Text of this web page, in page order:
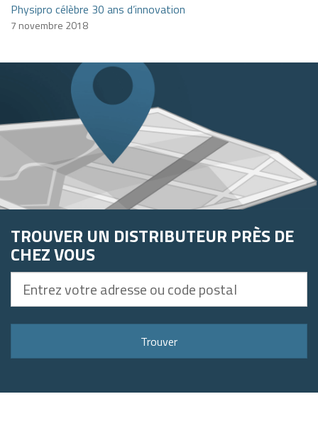
Physipro célèbre 30 ans d’innovation
7 novembre 2018
TROUVER UN DISTRIBUTEUR PRÈS DE
CHEZ VOUS
votre
Trouver